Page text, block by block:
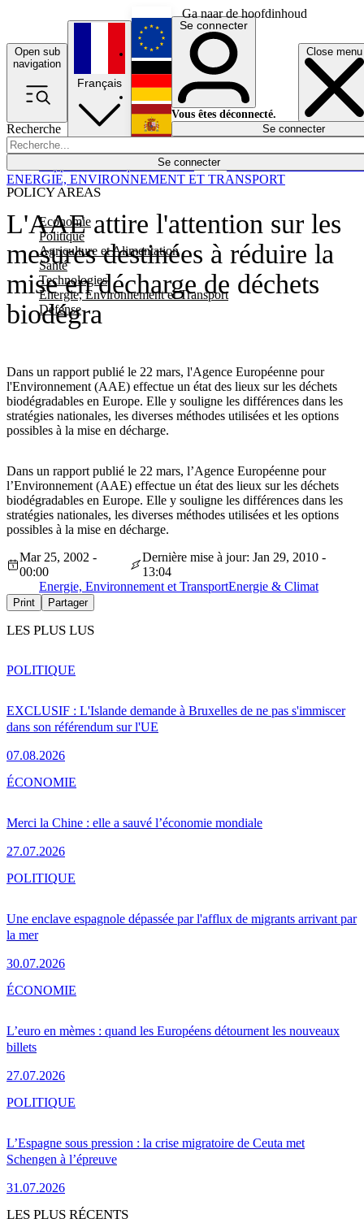
Ga naar de hoofdinhoud
Open sub
navigation
Close menu
Recherche
Se connecter
POLICY AREAS
Economie
Politique
Agriculture et Alimentation
Santé
Technologies
Energie, Environnement et Transport
Défense
Économie
Français
English
Deutsch
Español
Se connecter
Vous êtes déconnecté.
Se connecter
L'AAE attire l'attention sur les
mesures destinées à réduire la
mise en décharge de déchets
biodégra
Dans un rapport publié le 22 mars, l'Agence Européenne pour
l'Environnement (AAE) effectue un état des lieux sur les déchets
biodégradables en Europe. Elle y souligne les différences dans les
stratégies nationales, les diverses méthodes utilisées et les options
possibles à la mise en décharge.
ENERGIE, ENVIRONNEMENT ET TRANSPORT
Dans un rapport publié le 22 mars, l’Agence Européenne pour
l’Environnement (AAE) effectue un état des lieux sur les déchets
biodégradables en Europe. Elle y souligne les différences dans les
stratégies nationales, les diverses méthodes utilisées et les options
possibles à la mise en décharge.
Mar 25, 2002 -
00:00
Dernière mise à jour: Jan 29, 2010 -
13:04
Energie, Environnement et TransportEnergie & Climat
Print Partager
LES PLUS LUS
EXCLUSIF : L'Islande demande à Bruxelles de ne pas s'immiscer
dans son référendum sur l'UE
07.08.2026
POLITIQUE
Merci la Chine : elle a sauvé l’économie mondiale
27.07.2026
ÉCONOMIE
Une enclave espagnole dépassée par l'afflux de migrants arrivant par
la mer
30.07.2026
POLITIQUE
L’euro en mèmes : quand les Européens détournent les nouveaux
billets
27.07.2026
ÉCONOMIE
L’Espagne sous pression : la crise migratoire de Ceuta met
Schengen à l’épreuve
31.07.2026
POLITIQUE
LES PLUS RÉCENTS